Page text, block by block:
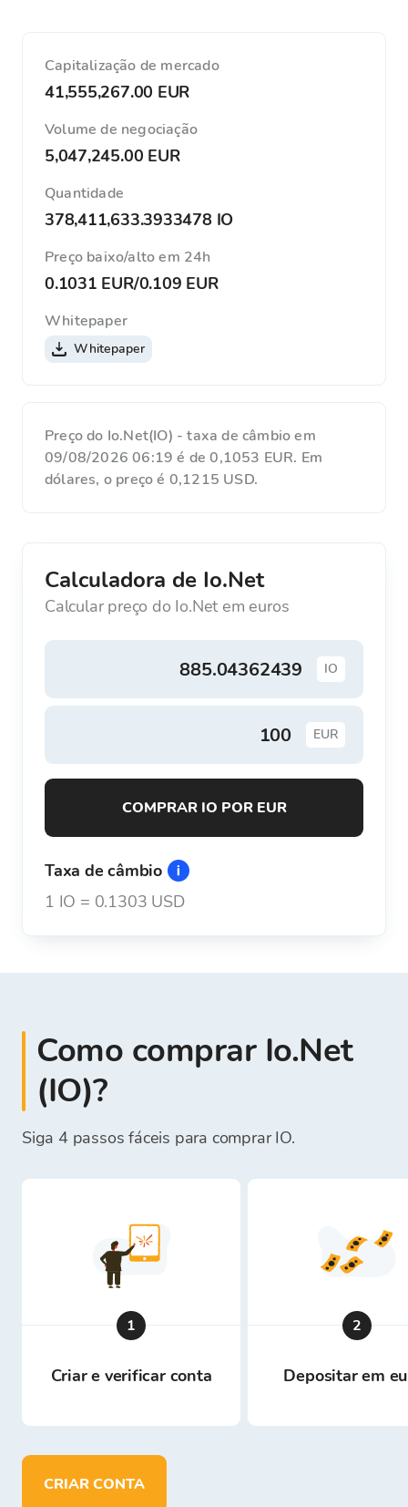
Capitalização de mercado
41,555,267.00 EUR
Volume de negociação
5,047,245.00 EUR
Quantidade
378,411,633.3933478 IO
Preço baixo/alto em 24h
0.1031 EUR/0.109 EUR
Whitepaper
Whitepaper
Preço do Io.Net(IO) - taxa de câmbio em
09/08/2026 06:19 é de 0,1053 EUR. Em
dólares, o preço é 0,1215 USD.
Calculadora de Io.Net
Calcular preço do Io.Net em euros
IO
EUR
COMPRAR IO POR EUR
Taxa de câmbio
1 IO = 0.1303 USD
Como comprar Io.Net
(IO)?
Siga 4 passos fáceis para comprar IO.
1
Criar e verificar conta
2
Depositar em
CRIAR CONTA